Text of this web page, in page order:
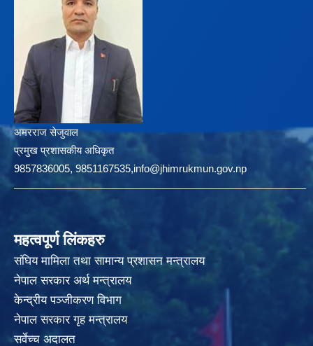
अमरराज सेजुवाल
प्रमुख प्रशासकीय अधिकृत
9857836005, 9851167535,info@jhimrukmun.gov.np
महत्वपूर्ण लिंकहरु
संघिय मामिला तथा सामान्य प्रशासन मन्त्रालय
नेपाल सरकार अर्थ मन्त्रालय
केन्द्रीय पञ्जीकरण विभाग
नेपाल सरकार गृह मन्त्रालय
सर्वेच्च अदालत